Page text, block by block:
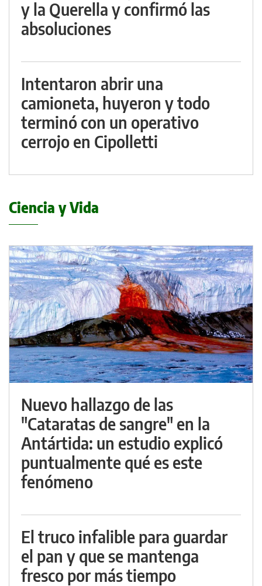
y la Querella y confirmó las
absoluciones
Intentaron abrir una
camioneta, huyeron y todo
terminó con un operativo
cerrojo en Cipolletti
Ciencia y Vida
Nuevo hallazgo de las
"Cataratas de sangre" en la
Antártida: un estudio explicó
puntualmente qué es este
fenómeno
El truco infalible para guardar
el pan y que se mantenga
fresco por más tiempo